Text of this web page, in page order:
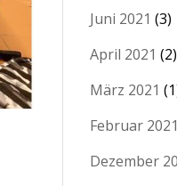
Juni 2021 (3)
April 2021 (2)
März 2021
Februar 2021
Dezember